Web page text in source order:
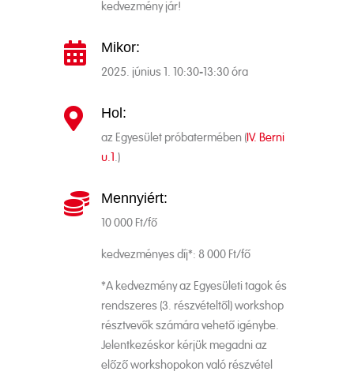
kedvezmény jár!
 Mikor:
2025. június 1. 10:30-13:30 óra
 Hol:
az Egyesület próbatermében (IV. Berni
u.1.)
 Mennyiért:
10 000 Ft/fő
kedvezményes díj*: 8 000 Ft/fő
*A kedvezmény az Egyesületi tagok és
rendszeres (3. részvételtől) workshop
résztvevők számára vehető igénybe.
Jelentkezéskor kérjük megadni az
előző workshopokon való részvétel